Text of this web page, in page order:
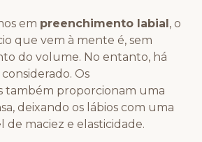
em preenchimento labial , o
que vem à mente é, sem
do volume. No entanto, há
Os
também proporcionam uma
deixando os lábios com uma
de maciez e elasticidade.